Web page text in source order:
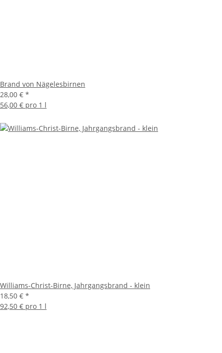
Brand von Nägelesbirnen
28,00 € *
56,00 € pro 1 l
Williams-Christ-Birne, Jahrgangsbrand - klein
18,50 € *
92,50 € pro 1 l